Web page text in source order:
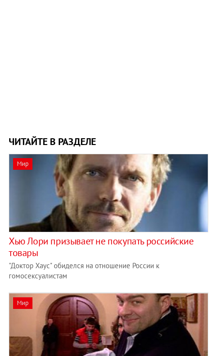
ЧИТАЙТЕ В РАЗДЕЛЕ
Мир
Хью Лори призывает не покупать российские
товары
"Доктор Хаус" обиделся на отношение России к
гомосексуалистам
Мир